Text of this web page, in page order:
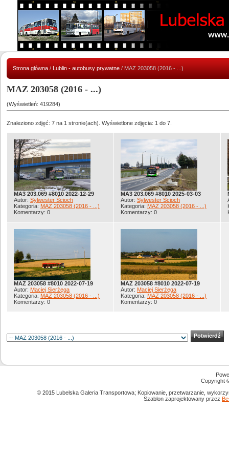
Strona główna / Lublin - autobusy prywatne / MAZ 203058 (2016 - ...)
MAZ 203058 (2016 - ...)
(Wyświetleń: 419284)
Znaleziono zdjęć: 7 na 1 stronie(ach). Wyświetlone zdjęcia: 1 do 7.
MA3 203.069 #8010 2022-12-29
Autor: Sylwester Ścioch
Kategoria: MAZ 203058 (2016 - ...)
Komentarzy: 0
MA3 203.069 #8010 2025-03-03
Autor: Sylwester Ścioch
Kategoria: MAZ 203058 (2016 - ...)
Komentarzy: 0
MAZ 203058 #8010 2022-07-19
Autor: Maciej Sierżęga
Kategoria: MAZ 203058 (2016 - ...)
Komentarzy: 0
MAZ 203058 #8010 2022-07-19
Autor: Maciej Sierżęga
Kategoria: MAZ 203058 (2016 - ...)
Komentarzy: 0
Copyright
© 2015 Lubelska Galeria Transportowa; Kopiowanie, przetwarzanie,
Szablon zaprojektowany przez